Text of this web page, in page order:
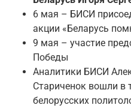
6 мая – БИСИ
акции «Беларусь
9 мая – участие
Победы
Аналитики БИСИ
Стариченок вошли в
белорусских